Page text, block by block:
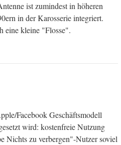
ist zumindest in höheren
in der Karosserie integriert.
eine kleine "Flosse".
Facebook Geschäftsmodell
wird: kostenfreie Nutzung
Nichts zu verbergen"-Nutzer soviel